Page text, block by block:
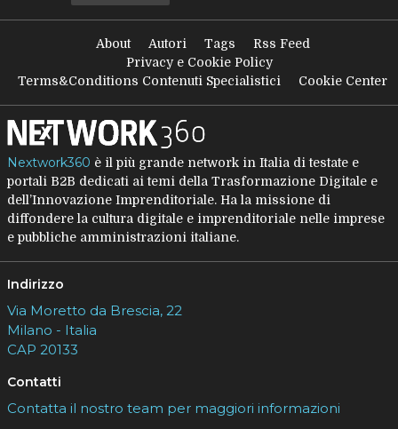
About Autori Tags
Rss Feed
Privacy e Cookie Policy
Terms&Conditions Contenuti Specialistici
Cookie Center
Nextwork360 è il più grande network in Italia di testate e
portali B2B dedicati ai temi della Trasformazione Digitale e
dell’Innovazione Imprenditoriale. Ha la missione di
diffondere la cultura digitale e imprenditoriale nelle imprese
e pubbliche amministrazioni italiane.
Indirizzo
Via Moretto da Brescia, 22
Milano - Italia
CAP 20133
Contatti
Contatta il nostro team per maggiori informazioni